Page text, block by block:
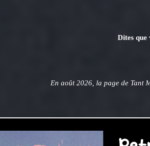
Dites que
En août 2026, la page de Tant